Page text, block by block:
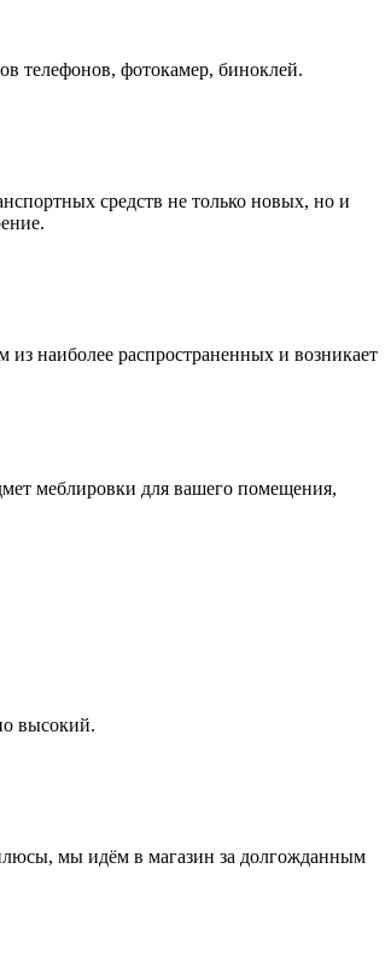
телефонов, фотокамер, биноклей.
средств не только новых, но и
из наиболее распространенных и возникает
меблировки для вашего помещения,
высокий.
мы идём в магазин за долгожданным